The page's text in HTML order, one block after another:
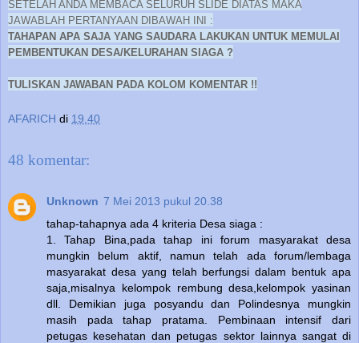
SETELAH ANDA MEMBACA SELURUH SLIDE DIATAS MAKA
JAWABLAH PERTANYAAN DIBAWAH INI :
TAHAPAN APA SAJA YANG SAUDARA LAKUKAN UNTUK MEMULAI
PEMBENTUKAN DESA/KELURAHAN SIAGA ?
TULISKAN JAWABAN PADA KOLOM KOMENTAR !!
AFARICH di 19.40
48 komentar:
Unknown 7 Mei 2013 pukul 20.38
tahap-tahapnya ada 4 kriteria Desa siaga :
1. Tahap Bina,pada tahap ini forum masyarakat desa
mungkin belum aktif, namun telah ada forum/lembaga
masyarakat desa yang telah berfungsi dalam bentuk apa
saja,misalnya kelompok rembung desa,kelompok yasinan
dll. Demikian juga posyandu dan Polindesnya mungkin
masih pada tahap pratama. Pembinaan intensif dari
petugas kesehatan dan petugas sektor lainnya sangat di